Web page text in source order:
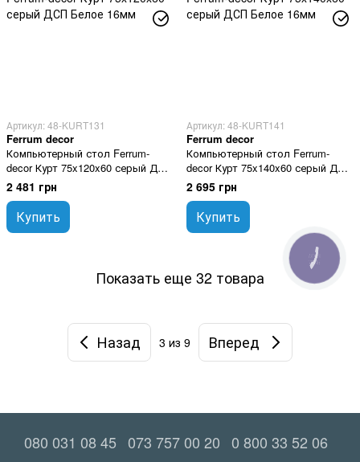
Артикул: 48-KURT131
Ferrum decor
Компьютерный стол Ferrum-
decor Курт 75x120x60 серый ДСП
Белое 16мм
2 481 грн
Купить
Артикул: 48-KURT141
Ferrum decor
Компьютерный стол Ferrum-
decor Курт 75x140x60 серый ДСП
Белое 16мм
2 695 грн
Купить
Показать еще 32 товара
Назад 3 из 9 Вперед
080 031 08 45 073 757 00 20 0 800 33 52 06
КНОПКА
ЗВ'ЯЗКУ